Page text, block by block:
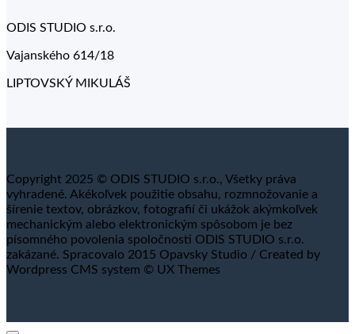
ODIS STUDIO s.r.o.
Vajanského 614/18
LIPTOVSKÝ MIKULÁŠ
Copyright 2025 © ODIS STUDIO s.r.o., Všetky práva
vyhradené. Akékoľvek použitie obsahu, rozmnožovanie a
šírenie textov, obrázkov, fotografií či ukážok akýmkoľvek
mechanickým alebo elektronickým spôsobom je bez
písomného povolenia spoločnosti ODIS STUDIO s.r.o.
zakázané. Spracovalo 2015 Opavsky Studio / Created by
Wordpress CMS system © UX Themes